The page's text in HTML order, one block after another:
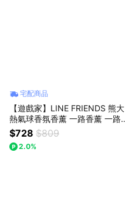
宅配商品
【遊戲家】LINE FRIENDS 熊大
熱氣球香氛香薰 一路香薰 一路
相伴香氛 UG
$728 $809
2.0%